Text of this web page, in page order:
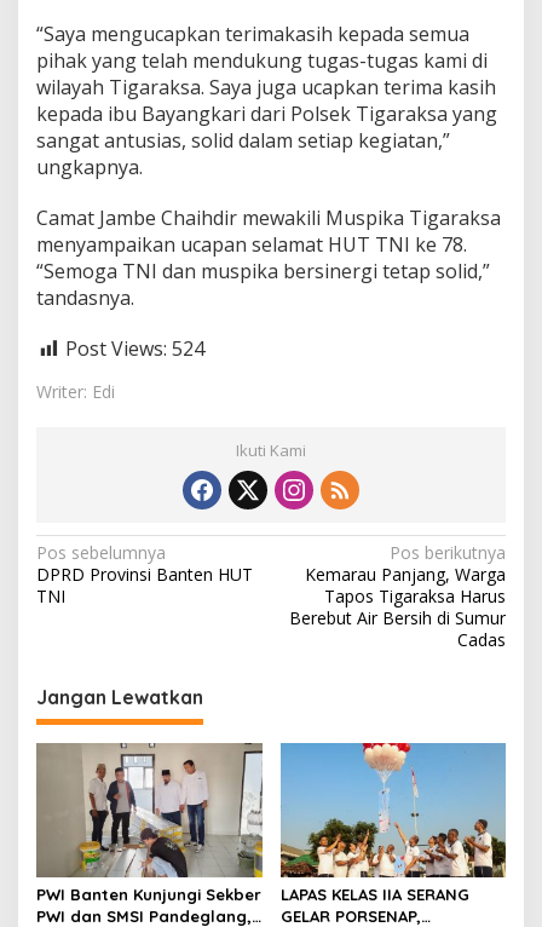
a
r
t
o
“Saya mengucapkan terimakasih kepada semua
pihak yang telah mendukung tugas-tugas kami di
wilayah Tigaraksa. Saya juga ucapkan terima kasih
kepada ibu Bayangkari dari Polsek Tigaraksa yang
sangat antusias, solid dalam setiap kegiatan,”
ungkapnya.
Camat Jambe Chaihdir mewakili Muspika Tigaraksa
menyampaikan ucapan selamat HUT TNI ke 78.
“Semoga TNI dan muspika bersinergi tetap solid,”
tandasnya.
Post Views: 524
Writer: Edi
Ikuti Kami
N
a
g
a
s
Pos sebelumnya
DPRD Provinsi Banten HUT
TNI
Pos berikutnya
Kemarau Panjang, Warga
Tapos Tigaraksa Harus
Berebut Air Bersih di Sumur
Cadas
Jangan Lewatkan
PWI Banten Kunjungi Sekber
PWI dan SMSI Pandeglang,
LAPAS KELAS IIA SERANG
GELAR PORSENAP,